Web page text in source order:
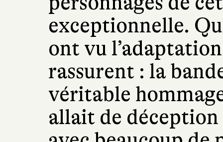
exceptionnelle.
ont vu
rassurent : la
véritable
allait de déception